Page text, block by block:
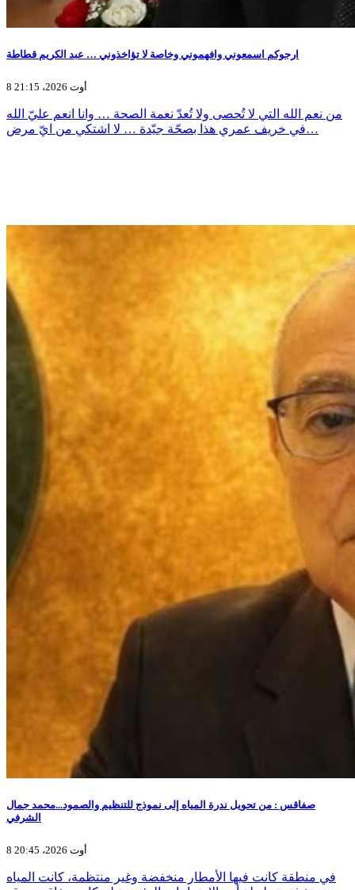
ارجوكم اسمعوني وافهموني وخاصة لا تؤاخذوني … عبد الكريم قطاطة
8 أوت 2026، 21:15
من نعم الله التي لا تُحصى ولا تُعدّ نعمة الصحة … وانا انعم عليّ الله
في خريف عمري هذا بصحّة جيّدة … لا اشتكي من ايّ مرض…
صفاقس : من تحويل ندرة المياه إلى نموذج للتنظيم والصمود...محمد جمال
الشرفي
8 أوت 2026، 20:45
في منطقة كانت فيها الأمطار منخفضة وغير منتظمة، كانت المياه